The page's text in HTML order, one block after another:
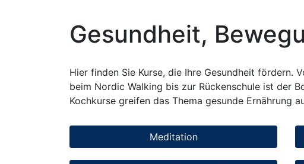
Gesundheit,
Hier finden Sie Kurse, die Ihre Gesundheit fördern.
beim Nordic Walking bis zur Rückenschule ist der
Kochkurse greifen das Thema gesunde Ernährung
Meditation